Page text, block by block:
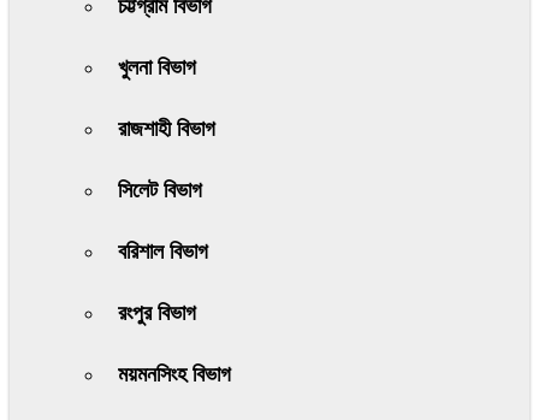
চট্টগ্রাম বিভাগ
খুলনা বিভাগ
রাজশাহী বিভাগ
সিলেট বিভাগ
বরিশাল বিভাগ
রংপুর বিভাগ
ময়মনসিংহ বিভাগ